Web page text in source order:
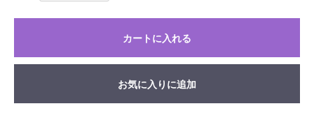
カートに入れる
お気に入りに追加